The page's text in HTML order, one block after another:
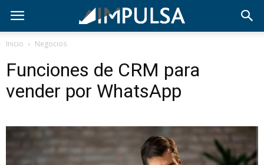
Inicio Negocios
Funciones de CRM para
vender por WhatsApp